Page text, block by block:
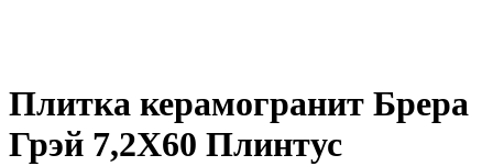
Плитка керамогранит Брера
Грэй 7,2X60 Плинтус